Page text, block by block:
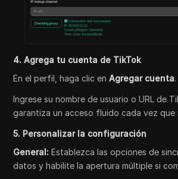
4. Agrega tu cuenta de TikTok
En el perfil, haga clic enAgregar cuenta.
Ingrese su nombre de usuario o URL de
garantiza un acceso fluido cada vez que
5. Personalizar la configuración
General: Establezca las opciones de
datos y habilite la apertura múltiple si